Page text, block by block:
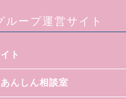
ループ運営サイト
ト
んしん相談室